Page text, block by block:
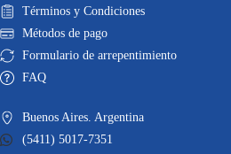
Términos y Condiciones
Métodos de pago
Formulario de arrepentimiento
FAQ
Buenos Aires. Argentina
(5411) 5017-7351